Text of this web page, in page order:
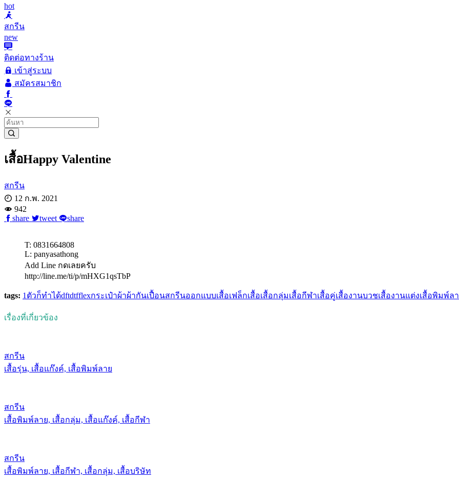
hot
สกรีน
new
ติดต่อทางร้าน
เข้าสู่ระบบ
สมัครสมาชิก
เสื้อHappy Valentine
สกรีน
12 ก.พ. 2021
942
share
tweet share
T: 0831664808
L: panyasathong
Add Line กดเลยครับ
http://line.me/ti/p/mHXG1qsTbP
tags: 1ตัวก็ทำได้dftdtfflexกระเป๋าผ้าผ้ากันเปื้อนสกรีนออกแบบเสื้อเฟล็กเสื้อเสื้อกลุ่มเสื้อกีฬาเสื้อคู่เสื้องานบวชเสื้องานแต่งเสื้อพิมพ์ล
เรื่องที่เกี่ยวข้อง
สกรีน
เสื้อรุ่น, เสื้อแก๊งค์, เสื้อพิมพ์ลาย
สกรีน
เสื้อพิมพ์ลาย, เสื้อกลุ่ม, เสื้อแก๊งค์, เสื้อกีฬา
สกรีน
เสื้อพิมพ์ลาย, เสื้อกีฬา, เสื้อกลุ่ม, เสื้อบริษัท